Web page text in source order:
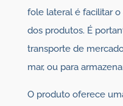
fole lateral é facilitar
dos produtos. É
transporte de
mar, ou para
O produto oferece